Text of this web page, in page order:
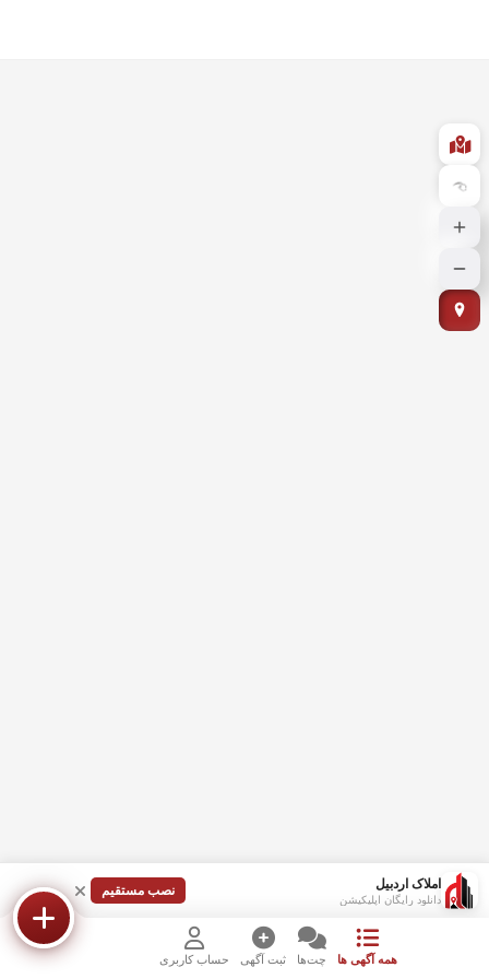
املاک اردبیل
دانلود رایگان اپلیکیشن
نصب مستقیم
همه آگهی ها چت‌ها ثبت آگهی حساب کاربری